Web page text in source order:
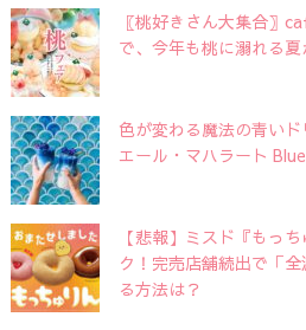
〖桃好きさん大集合〗
で、今年も桃に溺れる
色が変わる魔法の青い
エール・マハラート
【悲報】ミスド『もっ
ク！完売店舗続出で「
る方法は？